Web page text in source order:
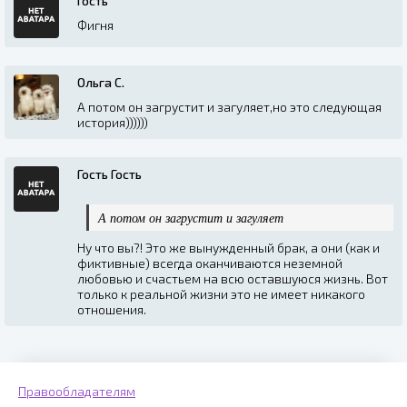
Фигня
Ольга С.
А потом он загрустит и загуляет,но это следующая
история))))))
Гость Гость
А потом он загрустит и загуляет
Ну что вы?! Это же вынужденный брак, а они (как и
фиктивные) всегда оканчиваются неземной
любовью и счастьем на всю оставшуюся жизнь. Вот
только к реальной жизни это не имеет никакого
отношения.
Правообладателям